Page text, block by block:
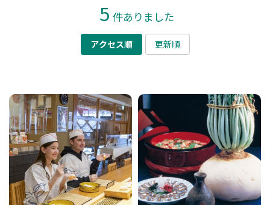
5 件ありました
アクセス順 更新順